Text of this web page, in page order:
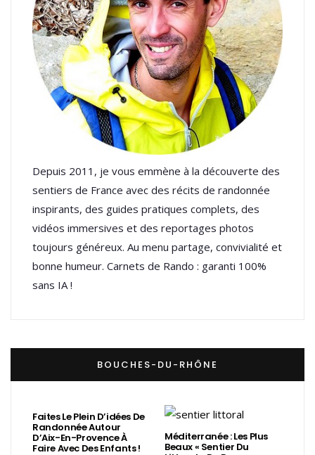
Depuis 2011, je vous emmène à la découverte des
sentiers de France avec des récits de randonnée
inspirants, des guides pratiques complets, des
vidéos immersives et des reportages photos
toujours généreux. Au menu partage, convivialité et
bonne humeur. Carnets de Rando : garanti 100%
sans IA !
BOUCHES-DU-RHÔNE
Faites Le Plein D’idées De
Randonnée Autour
D’Aix-En-Provence À
Faire Avec Des Enfants !
Méditerranée : Les Plus
Beaux « Sentier Du